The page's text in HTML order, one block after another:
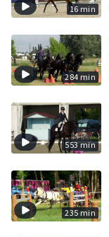
16 min
284 min
553 min
235 min